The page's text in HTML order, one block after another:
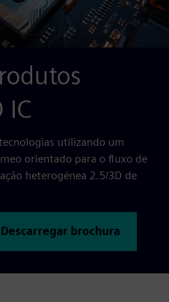
IC
utilizando um
orientado para o fluxo de
heterogénea 2.5/3D de
Descarregar brochura